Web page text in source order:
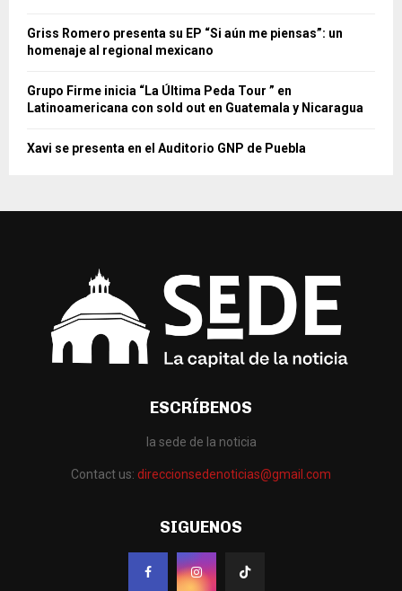
Griss Romero presenta su EP “Si aún me piensas”: un
homenaje al regional mexicano
Grupo Firme inicia “La Última Peda Tour ” en
Latinoamericana con sold out en Guatemala y Nicaragua
Xavi se presenta en el Auditorio GNP de Puebla
ESCRÍBENOS
la sede de la noticia
Contact us: direccionsedenoticias@gmail.com
SIGUENOS